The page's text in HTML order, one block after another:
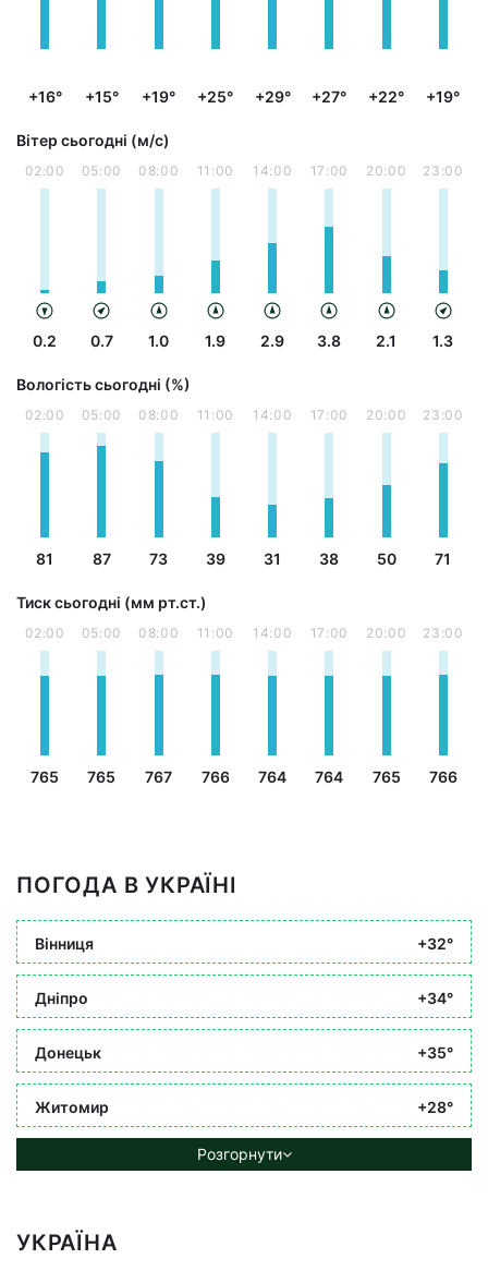
+16° +15° +19° +25° +29° +27° +22° +19°
Вітер сьогодні (м/с)
02:00
0.2
05:00
0.7
08:00
1.0
11:00
1.9
14:00
2.9
17:00
3.8
20:00
2.1
23:00
1.3
Вологість сьогодні (%)
02:00
81
05:00
87
08:00
73
11:00
39
14:00
31
17:00
38
20:00
50
23:00
71
Тиск сьогодні (мм рт.ст.)
02:00
765
05:00
765
08:00
767
11:00
766
14:00
764
17:00
764
20:00
765
23:00
766
ПОГОДА В УКРАЇНІ
Вінниця +32°
Дніпро +34°
Донецьк +35°
Житомир +28°
Розгорнути
УКРАЇНА